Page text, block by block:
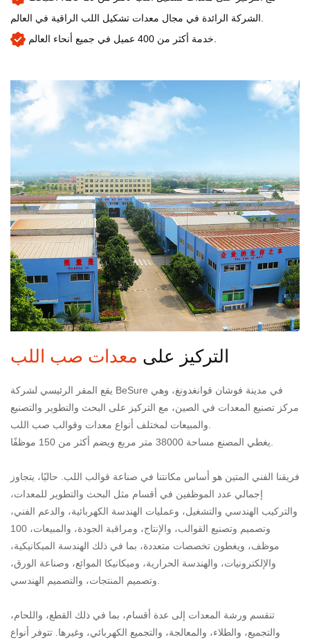
التركيز على معدات صب اللب
يقع المقر الرئيسي لشركة BeSure في مدينة فوشان قوانغدونغ، وهي
مركز تصنيع المعدات في الصين، مع التركيز على البحث والتطوير والتصنيع
فريقنا الفني المتين هو أساس مكانتنا في صناعة قوالب اللب. حاليًا، يتجاوز
إجمالي عدد الموظفين في أقسام مثل البحث والتطوير للمعدات،
والتركيب الهندسي والتشغيل، وعمليات الهندسة الكهربائية، والدعم الفني،
وتصميم وتصنيع القوالب، والإنتاج، ومراقبة الجودة، والمبيعات، 100
موظف، ويغطون تخصصات متعددة، بما في ذلك الهندسة الميكانيكية،
والإلكترونيات، والهندسة الحرارية، وميكانيكا الموائع، وصناعة الورق،
تنقسم ورشة المعدات إلى عدة أقسام، بما في ذلك القطع، واللحام،
والتجميع، والطلاء، والمعالجة، والتجميع الكهربائي، وغيرها. تتوفر أنواع